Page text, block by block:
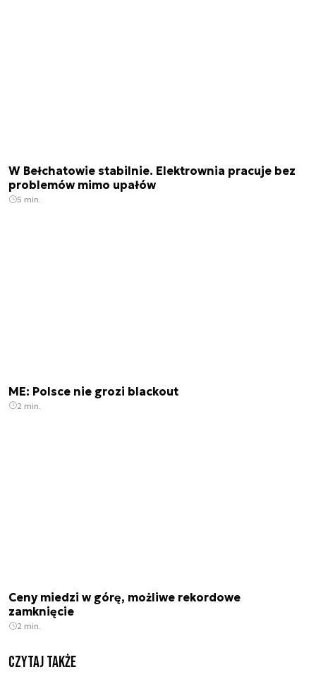
W Bełchatowie stabilnie. Elektrownia pracuje bez
problemów mimo upałów
5 min.
ME: Polsce nie grozi blackout
2 min.
Ceny miedzi w górę, możliwe rekordowe
zamknięcie
2 min.
Czytaj także